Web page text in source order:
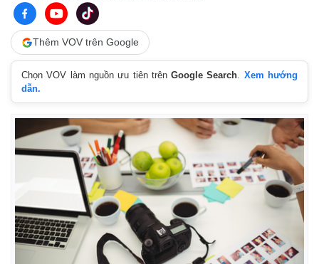
Thêm VOV trên Google
Chọn VOV làm nguồn ưu tiên trênGoogle Search. Xem hướng
dẫn.